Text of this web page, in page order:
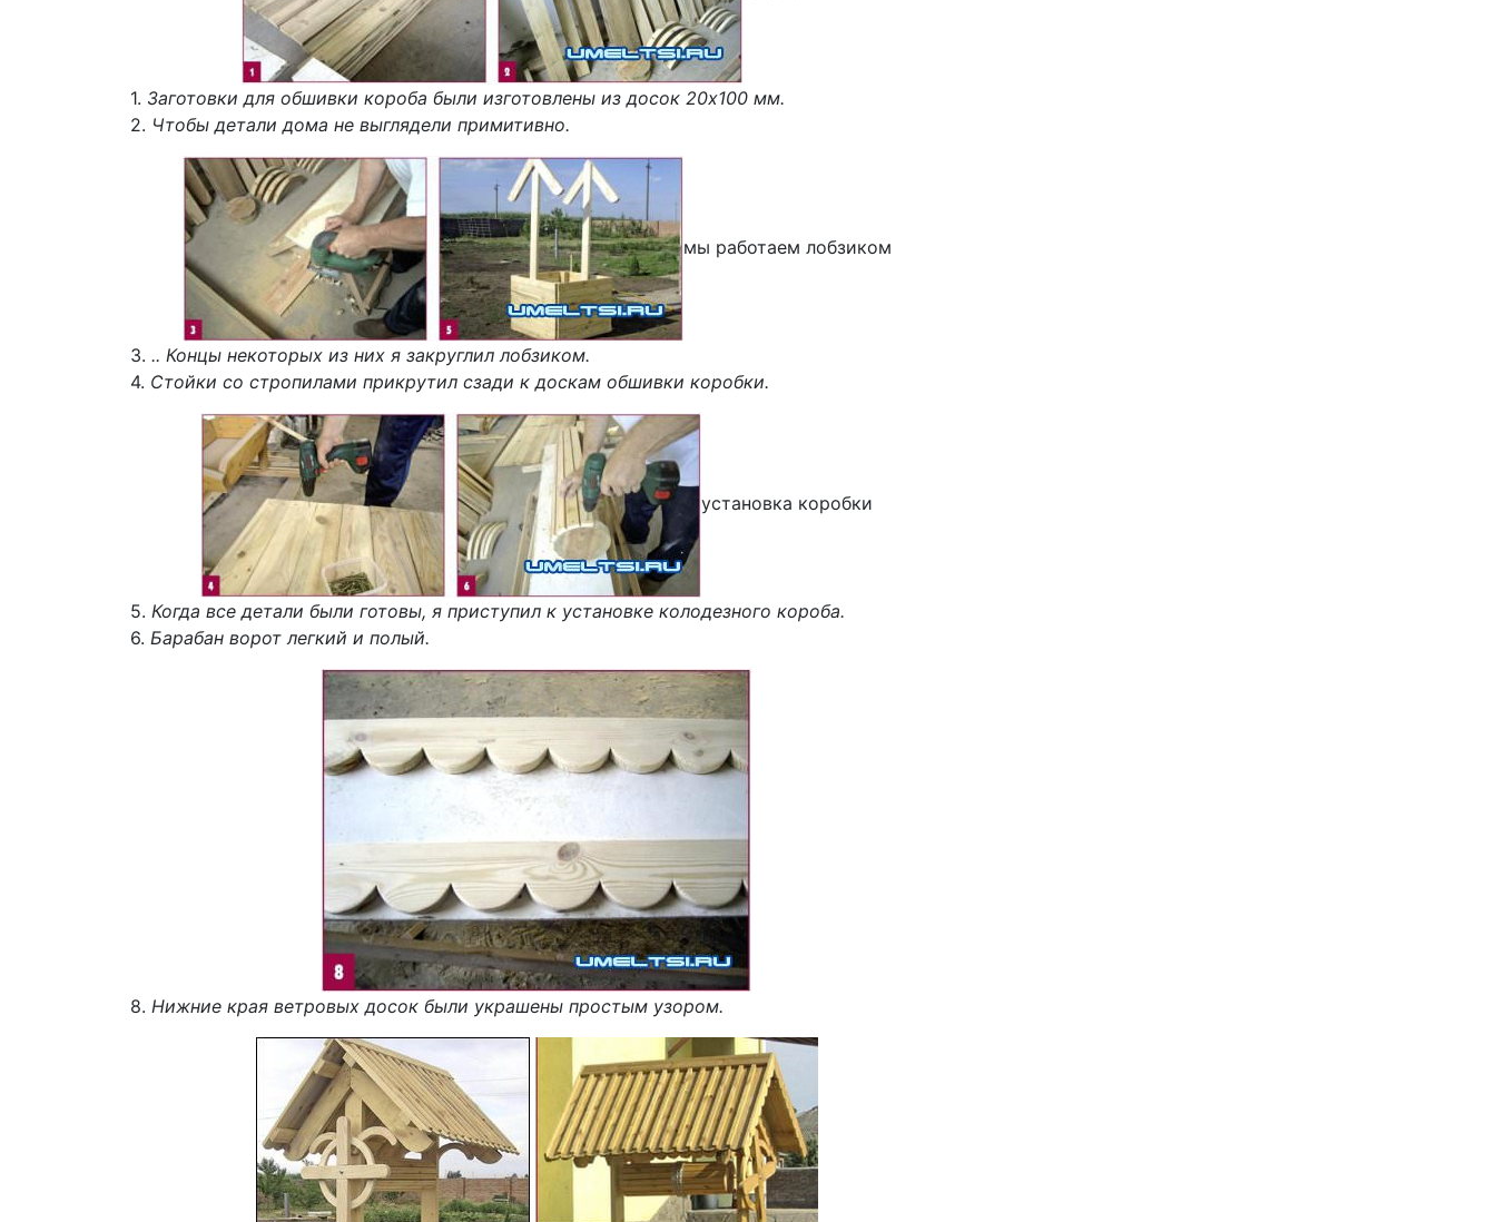
1. Заготовки для обшивки короба были изготовлены из досок 20х100 мм.
2. Чтобы детали дома не выглядели примитивно.
мы работаем лобзиком
3. .. Концы некоторых из них я закруглил лобзиком.
4. Стойки со стропилами прикрутил сзади к доскам обшивки коробки.
установка коробки
5. Когда все детали были готовы, я приступил к установке колодезного короба.
6. Барабан ворот легкий и полый.
8. Нижние края ветровых досок были украшены простым узором.